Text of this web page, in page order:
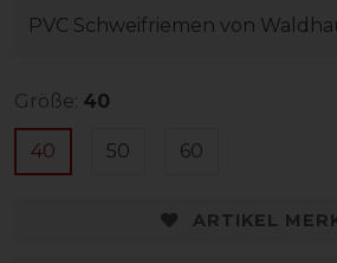
PVC Schweifriemen von
Größe: 40
40 50 60
ARTIKEL